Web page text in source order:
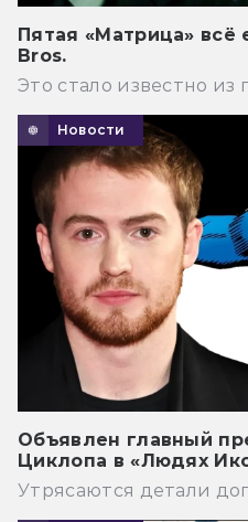
Пятая «Матрица» всё
Bros.
Это стало известно
Новости
Объявлен главный
Циклопа в «Людях
Утрясаются детали